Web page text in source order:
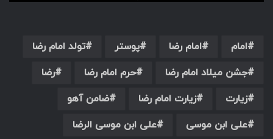
امام امام رضا پوستر
تولد امام رضا
جشن میلاد امام رضا
حرم امام رضا
رضا
زیارت
زیارت امام رضا
ضامن آهو
علی ابن موسی
علی ابن موسی الرضا